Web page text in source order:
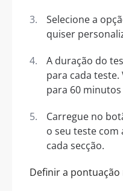
Selecione a
quiser
A duração do
para cada
para 60
Carregue no
o seu teste com
cada secção.
Definir a pontuação